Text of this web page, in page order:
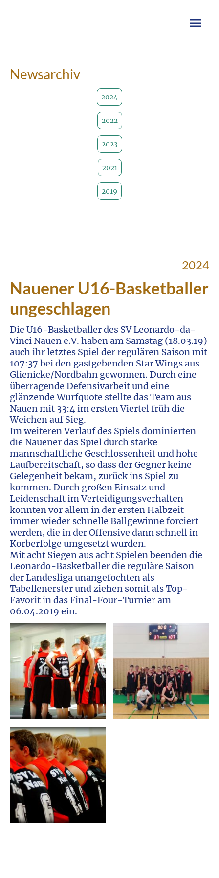
Newsarchiv
2024
2022
2023
2021
2019
2024
Nauener U16-Basketballer
ungeschlagen
Die U16-Basketballer des SV Leonardo-da-
Vinci Nauen e.V. haben am Samstag (18.03.19)
auch ihr letztes Spiel der regulären Saison mit
107:37 bei den gastgebenden Star Wings aus
Glienicke/Nordbahn gewonnen. Durch eine
überragende Defensivarbeit und eine
glänzende Wurfquote stellte das Team aus
Nauen mit 33:4 im ersten Viertel früh die
Weichen auf Sieg.
Im weiteren Verlauf des Spiels dominierten
die Nauener das Spiel durch starke
mannschaftliche Geschlossenheit und hohe
Laufbereitschaft, so dass der Gegner keine
Gelegenheit bekam, zurück ins Spiel zu
kommen. Durch großen Einsatz und
Leidenschaft im Verteidigungsverhalten
konnten vor allem in der ersten Halbzeit
immer wieder schnelle Ballgewinne forciert
werden, die in der Offensive dann schnell in
Korberfolge umgesetzt wurden.
Mit acht Siegen aus acht Spielen beenden die
Leonardo-Basketballer die reguläre Saison
der Landesliga unangefochten als
Tabellenerster und ziehen somit als Top-
Favorit in das Final-Four-Turnier am
06.04.2019 ein.